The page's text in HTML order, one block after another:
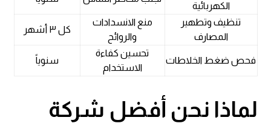
الكهربائية
تنظيف وتطهير
المصارف
منع الانسدادات
والروائح
كل ٣ أشهر
فحص ضغط الخلاطات
تحسين كفاءة
الاستخدام
سنوياً
لماذا نحن أفضل شركة